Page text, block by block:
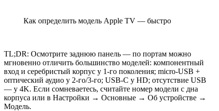
Как определить модель Apple TV — быстро
TL;DR: Осмотрите заднюю панель — по портам можно
мгновенно отличить большинство моделей: компонентный
вход и серебристый корпус у 1-го поколения; micro‑USB +
оптический аудио у 2-го/3‑го; USB‑C у HD; отсутствие USB
— у 4K. Если сомневаетесь, считайте номер модели с дна
корпуса или в Настройки → Основные → Об устройстве →
Модель.